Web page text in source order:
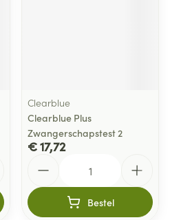
Clearblue
Clearblue Plus
Zwangerschapstest 2
€ 17,72
Bestel